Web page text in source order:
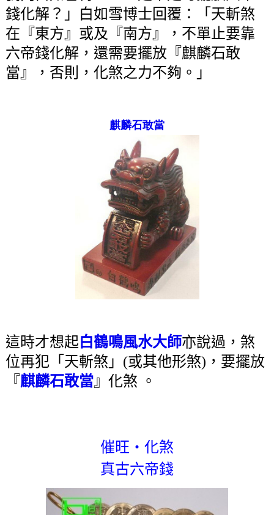
錢化解？」白如雪博士回覆：「天斬煞
在『東方』或及『南方』，不單止要靠
六帝錢化解，還需要擺放『麒麟石敢
當』，否則，化煞之力不夠。」
麒麟石敢當
這時才想起白鶴鳴風水大師亦說過，煞
位再犯「天斬煞」(或其他形煞)，要擺放
『麒麟石敢當』化煞 。
催旺‧化煞
真古六帝錢